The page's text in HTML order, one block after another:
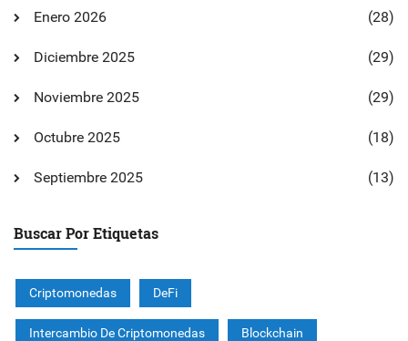
Enero 2026 (28)
Diciembre 2025 (29)
Noviembre 2025 (29)
Octubre 2025 (18)
Septiembre 2025 (13)
Buscar Por Etiquetas
Criptomonedas DeFi
Intercambio De Criptomonedas Blockchain